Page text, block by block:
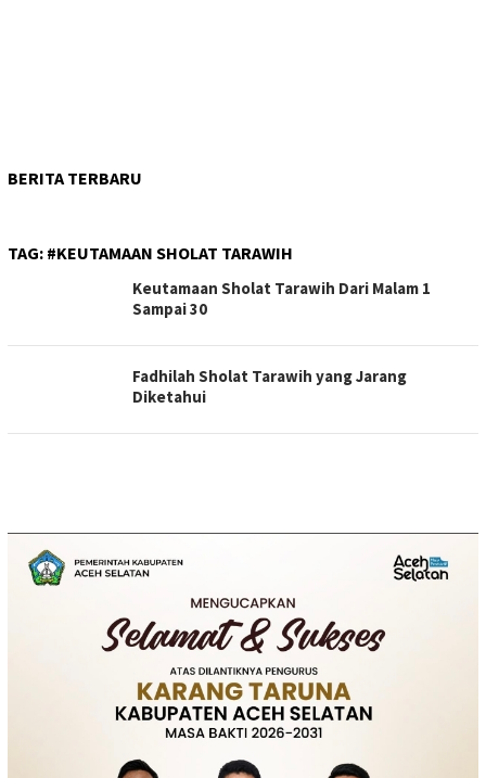
BERITA TERBARU
TAG: #KEUTAMAAN SHOLAT TARAWIH
Keutamaan Sholat Tarawih Dari Malam 1
Sampai 30
Fadhilah Sholat Tarawih yang Jarang
Diketahui